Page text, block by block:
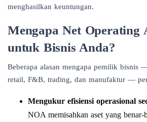
menghasilkan keuntungan.
Mengapa Net Operating
untuk Bisnis Anda?
Beberapa alasan mengapa pemilik bisnis
retail, F&B, trading, dan manufaktur —
Mengukur efisiensi operasional
NOA memisahkan aset yang